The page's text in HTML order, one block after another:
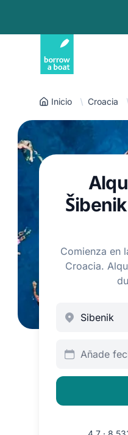
Inicio Croacia
Comienza en
Croacia.
Añade fechas